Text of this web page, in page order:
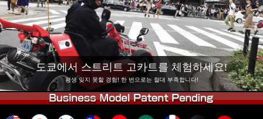
지점 변경
도쿄 시나가와 #1 도쿄 아키하바라#1
도쿄 아키하바라#2 도쿄 시부야
도쿄 시부야 애넥스 도쿄 베이
도쿄 아사쿠사 오사카
도쿄에서 스트리트 고카트를 체험하세요!
평생 잊지 못할 경험! 한 번으로는 절대 부족합니다!